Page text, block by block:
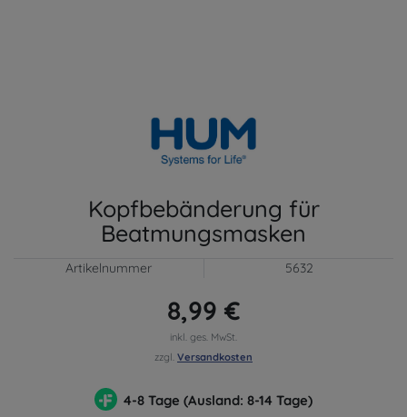
Kopfbebänderung für
Beatmungsmasken
Artikelnummer 5632
8,99 €
inkl. ges. MwSt.
zzgl. Versandkosten
4-8 Tage (Ausland: 8-14 Tage)